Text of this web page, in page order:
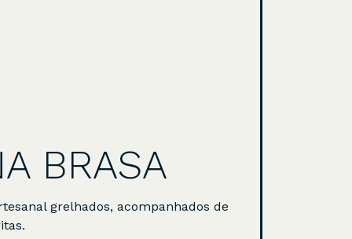
BRASA
grelhados, acompanhados de